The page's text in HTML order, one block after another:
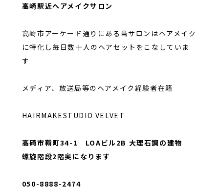
高崎駅近ヘアメイクサロン
高崎市アーケード通りにある当サロンはヘアメイク
に特化し毎日数十人のヘアセットをこなしていま
す
メディア、放送局等のヘアメイク経験者在籍
HAIRMAKESTUDIO VELVET
高碕市鞘町34-1 LOAビル2B 大理石調の建物
螺旋階段2階奥になります
050-8888-2474